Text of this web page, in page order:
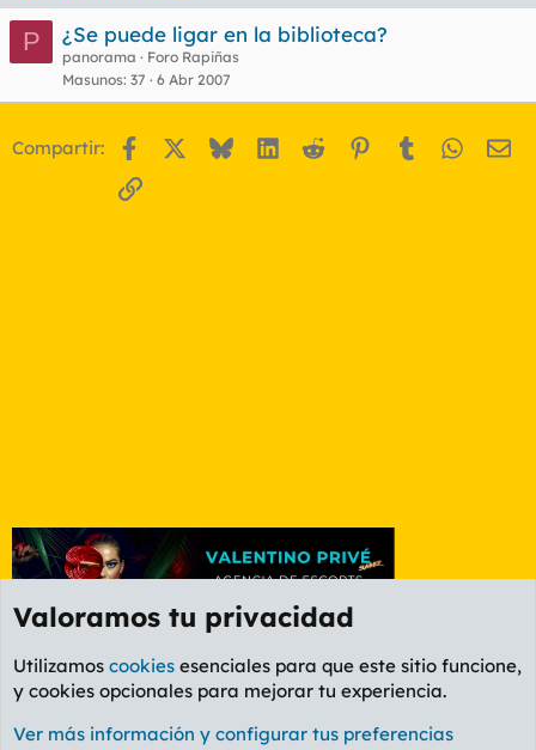
P
¿Se puede ligar en la biblioteca?
panorama
Foro Rapiñas
Masunos 37 6 Abr 2007
Compartir: Facebook BlueskyLinkedIn
Reddit Pinterest
Tumblr
Enlace
Foro Rapiñas
Cookies PL OLDSTYLE AMARILLO
Valoramos tu privacidad
Utilizamos cookies esenciales para que este sitio funcione,
y cookies opcionales para mejorar tu experiencia.
Ver más información y configurar tus preferencias